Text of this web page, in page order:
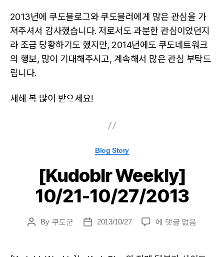
2013년에 쿠도블로그와 쿠도블러에게 많은 관심을 가
져주셔서 감사했습니다. 저로서도 과분한 관심이었던지
라 조금 당황하기도 했지만, 2014년에도 쿠도네트워크
의 행보, 많이 기대해주시고, 계속해서 많은 관심 부탁드
립니다.
새해 복 많이 받으세요!
Categories
Blog Story
[Kudoblr Weekly]
10/21-10/27/2013
PostBy 쿠도군
Post2013/10/27
[Kudoblr
10/27/2013
에 댓글 없음